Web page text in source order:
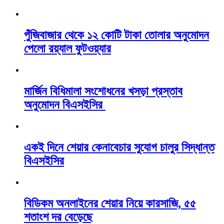
পুঁজিবাজার থেকে ১২ কোটি টাকা তোলার অনুমোদন
পেলো রয়্যাল ফুটওয়্যার
মার্জিন বিধিমালা সংশোধনের খসড়া প্রস্তাব
অনুমোদন বিএসইসির
একই দিনে শেয়ার কেনাবেচার সুযোগ চালুর সিদ্ধান্ত
বিএসইসির
বিডিকম অনলাইনের শেয়ার নিয়ে কারসাজি, ৫৫
শতাংশ দর বেড়েছে